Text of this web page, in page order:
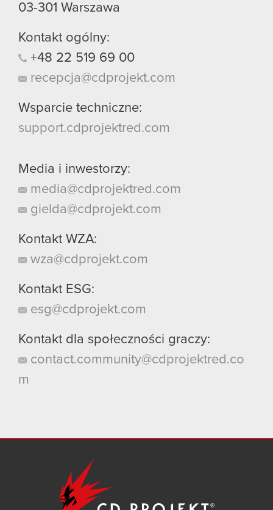
03-301 Warszawa
Kontakt ogólny:
+48 22 519 69 00
recepcja@cdprojekt.com
Wsparcie techniczne:
support.cdprojektred.com
Media i inwestorzy:
media@cdprojektred.com
gielda@cdprojekt.com
Kontakt WZA:
wza@cdprojekt.com
Kontakt ESG:
esg@cdprojekt.com
Kontakt dla społeczności graczy:
contact.community@cdprojektred.co
m